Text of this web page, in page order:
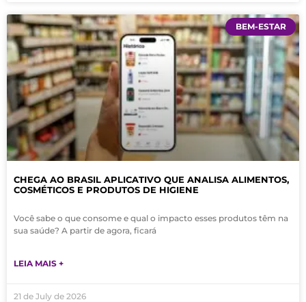
BEM-ESTAR
CHEGA AO BRASIL APLICATIVO QUE ANALISA ALIMENTOS,
COSMÉTICOS E PRODUTOS DE HIGIENE
Você sabe o que consome e qual o impacto esses produtos têm na
sua saúde? A partir de agora, ficará
LEIA MAIS +
21 de July de 2026